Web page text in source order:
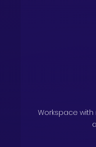
Workspace